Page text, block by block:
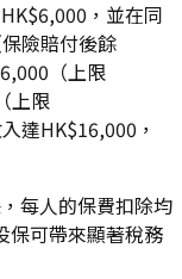
，並在同
險賠付後餘
（上限
上限
達HK$16,000，
每人的保費扣除均
保可帶來顯著稅務